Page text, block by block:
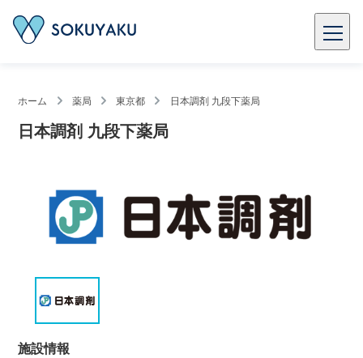
ホーム 薬局 東京都 日本調剤 九段下薬局
日本調剤 九段下薬局
施設情報